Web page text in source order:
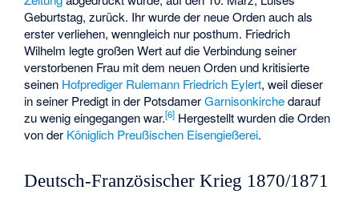
Geburtstag, zurück. Ihr wurde der neue Orden auch als
erster verliehen, wenngleich nur posthum. Friedrich
Wilhelm legte großen Wert auf die Verbindung seiner
verstorbenen Frau mit dem neuen Orden und kritisierte
seinen Hofprediger Rulemann Friedrich Eylert, weil dieser
in seiner Predigt in der PotsdamerGarnisonkirchedarauf
zu wenig eingegangen war.[6] Hergestellt wurden die Orden
von der Königlich Preußischen Eisengießerei.
Deutsch-Französischer Krieg 1870/1871